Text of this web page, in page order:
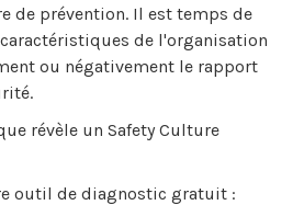
de prévention. Il est temps de
de l'organisation
ou négativement le rapport
révèle un Safety Culture
outil de diagnostic gratuit :